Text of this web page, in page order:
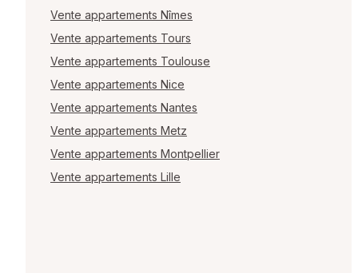
Vente appartements Nîmes
Vente appartements Tours
Vente appartements Toulouse
Vente appartements Nice
Vente appartements Nantes
Vente appartements Metz
Vente appartements Montpellier
Vente appartements Lille